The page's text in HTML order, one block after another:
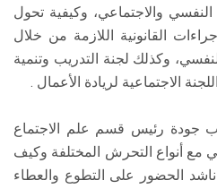
والاجتماعي، وكيفية تحول
القانونية اللازمة من خلال
وكذلك لجنة التدريب وتنمية
الاجتماعية لريادة الأعمال .
جودة رئيس قسم علم الاجتماع
مع أنواع التحرش المختلفة وكيف
الحضور على التطوع والعطاء